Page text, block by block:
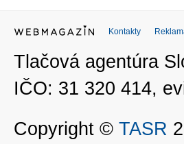
Kontakty
Tlačová agentúra
IČO: 31 320 414,
Copyright © TASR